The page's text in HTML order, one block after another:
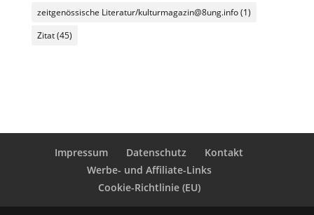
zeitgenössische Literatur/kulturmagazin@8ung.info(1)
Zitat(45)
Impressum Datenschutz
Kontakt
Werbe- und Affiliate-Links
Cookie-Richtlinie (EU)